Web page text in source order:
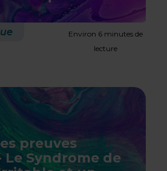
Environ 6 minutes de
lecture
preuves
Le Syndrome de